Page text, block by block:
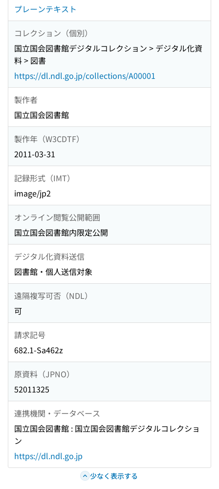
プレーンテキスト
コレクション（個別）
国立国会図書館デジタルコレクション > デジタル化資
料 > 図書
https://dl.ndl.go.jp/collections/A00001
製作者
国立国会図書館
製作年（W3CDTF）
2011-03-31
記録形式（IMT）
image/jp2
オンライン閲覧公開範囲
国立国会図書館内限定公開
デジタル化資料送信
図書館・個人送信対象
遠隔複写可否（NDL）
可
請求記号
682.1-Sa462z
原資料（JPNO）
52011325
連携機関・データベース
国立国会図書館 : 国立国会図書館デジタルコレクショ
ン
https://dl.ndl.go.jp
少なく表示する